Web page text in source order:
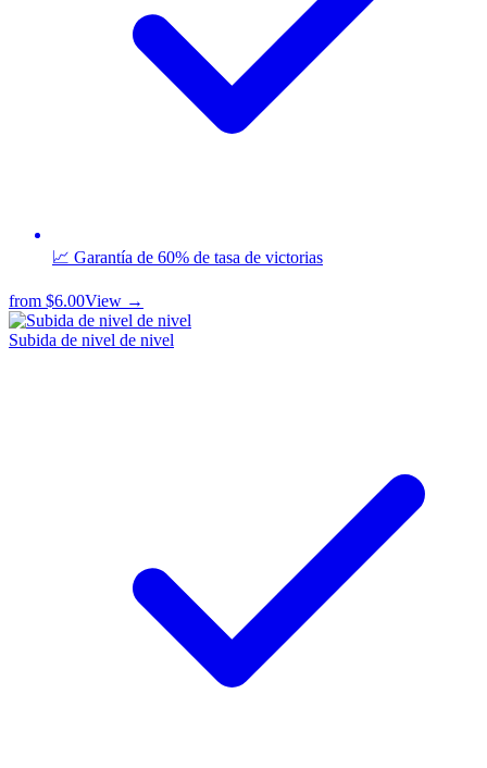
📈 Garantía de 60% de tasa de victorias
from $6.00View →
Subida de nivel de nivel